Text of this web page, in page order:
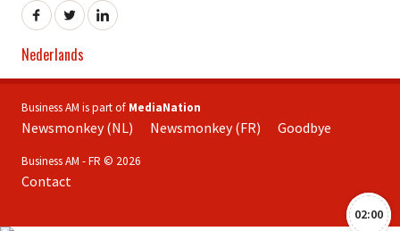
02:00
Nederlands
Business AM is part of MediaNation
Newsmonkey (NL) Newsmonkey (FR) Goodbye
Business AM - FR © 2026
Contact